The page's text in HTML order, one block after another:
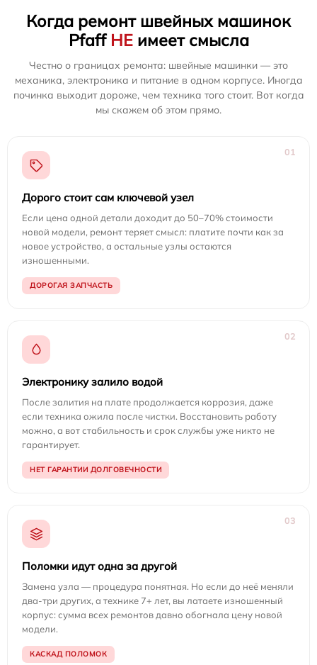
Когда ремонт швейных машинок
Pfaff НЕимеет смысла
Честно о границах ремонта: швейные машинки — это
механика, электроника и питание в одном корпусе. Иногда
починка выходит дороже, чем техника того стоит. Вот когда
мы скажем об этом прямо.
01
Дорого стоит сам ключевой узел
Если цена одной детали доходит до 50–70% стоимости
новой модели, ремонт теряет смысл: платите почти как за
новое устройство, а остальные узлы остаются
изношенными.
ДОРОГАЯ ЗАПЧАСТЬ
02
Электронику залило водой
После залития на плате продолжается коррозия, даже
если техника ожила после чистки. Восстановить работу
можно, а вот стабильность и срок службы уже никто не
гарантирует.
НЕТ ГАРАНТИИ ДОЛГОВЕЧНОСТИ
03
Поломки идут одна за другой
Замена узла — процедура понятная. Но если до неё меняли
два-три других, а технике 7+ лет, вы латаете изношенный
корпус: сумма всех ремонтов давно обогнала цену новой
модели.
КАСКАД ПОЛОМОК